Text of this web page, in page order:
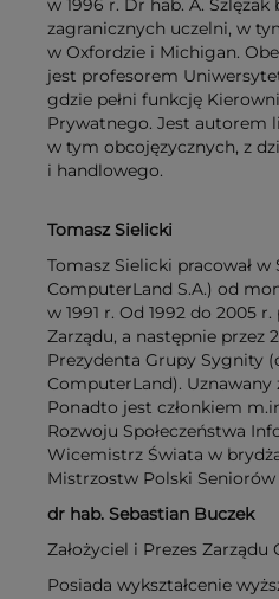
w 1996 r. Dr hab. A.
zagranicznych uczelni, w
w Oxfordzie i Michigan.
jest profesorem
gdzie pełni funkcję
Prywatnego. Jest autorem
w tym obcojęzycznych, z
i handlowego.
Tomasz Sielicki
Tomasz Sielicki pracował
ComputerLand S.A.) od
w 1991 r. Od 1992 do 2005 r.
Zarządu, a następnie przez
Prezydenta Grupy Sygnity
ComputerLand).
Ponadto jest członkiem
Rozwoju Społeczeństwa
Wicemistrz Świata w
Mistrzostw Polski Seniorów
dr hab. Sebastian Buczek
Założyciel i Prezes Zarządu
Posiada wykształcenie